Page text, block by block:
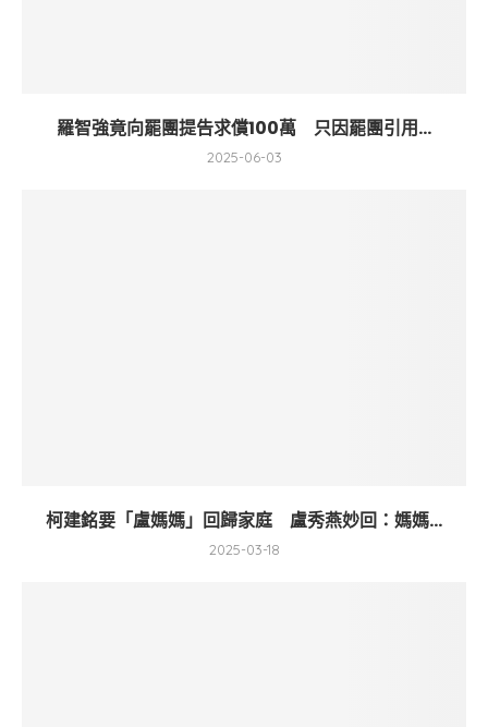
羅智強竟向罷團提告求償100萬 只因罷團引用...
2025-06-03
柯建銘要「盧媽媽」回歸家庭 盧秀燕妙回：媽媽...
2025-03-18